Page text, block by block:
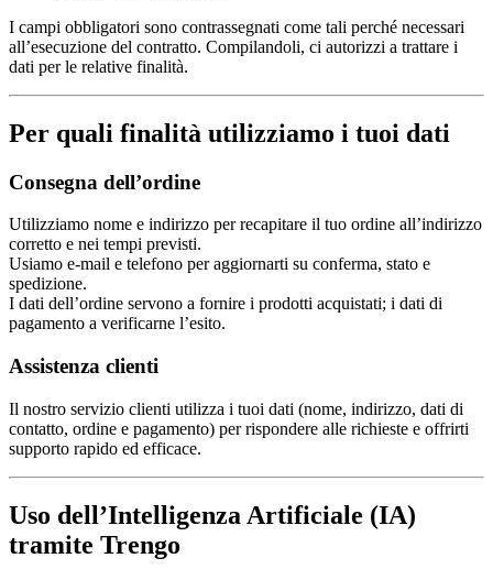
I campi obbligatori sono contrassegnati come tali perché necessari
all’esecuzione del contratto. Compilandoli, ci autorizzi a trattare i
dati per le relative finalità.
Per quali finalità utilizziamo i tuoi dati
Consegna dell’ordine
Utilizziamo nome e indirizzo per recapitare il tuo ordine all’indirizzo
corretto e nei tempi previsti.
Usiamo e-mail e telefono per aggiornarti su conferma, stato e
spedizione.
I dati dell’ordine servono a fornire i prodotti acquistati; i dati di
pagamento a verificarne l’esito.
Assistenza clienti
Il nostro servizio clienti utilizza i tuoi dati (nome, indirizzo, dati di
contatto, ordine e pagamento) per rispondere alle richieste e offrirti
supporto rapido ed efficace.
Uso dell’Intelligenza Artificiale (IA)
tramite Trengo